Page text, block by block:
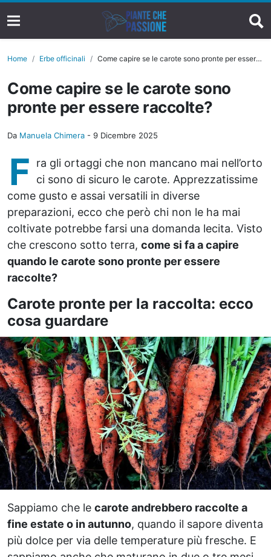
Home Erbe officinali Come capire se le carote sono pronte per essere raccolte?
Come capire se le carote sono
pronte per essere raccolte?
Da Manuela Chimera - 9 Dicembre 2025
F
ra gli ortaggi che non mancano mai nell’orto
ci sono di sicuro le carote. Apprezzatissime
come gusto e assai versatili in diverse
preparazioni, ecco che però chi non le ha mai
coltivate potrebbe farsi una domanda lecita. Visto
che crescono sotto terra, come si fa a capire
quando le carote sono pronte per essere
raccolte?
Carote pronte per la raccolta: ecco
cosa guardare
Sappiamo che le carote andrebbero raccolte a
fine estate o in autunno, quando il sapore diventa
più dolce per via delle temperature più fresche. E